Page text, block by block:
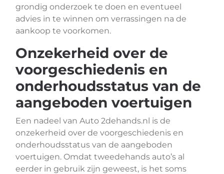
grondig onderzoek te doen en eventueel
advies in te winnen om verrassingen na de
aankoop te voorkomen.
Onzekerheid over de
voorgeschiedenis en
onderhoudsstatus van de
aangeboden voertuigen
Een nadeel van Auto 2dehands.nl is de
onzekerheid over de voorgeschiedenis en
onderhoudsstatus van de aangeboden
voertuigen. Omdat tweedehands auto’s al
eerder in gebruik zijn geweest, is het soms